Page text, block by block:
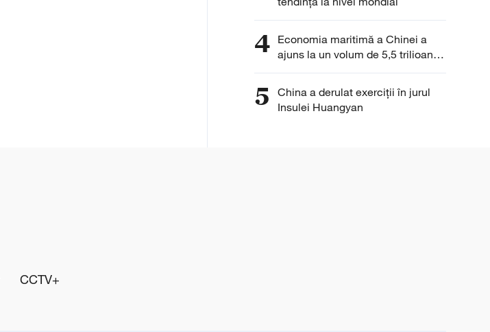
4 Economia maritimă a Chinei a
ajuns la un volum de 5,5 trilioane
de yuani în prima jumătate a
5
China a derulat exerciții în jurul
Insulei Huangyan
CCTV+